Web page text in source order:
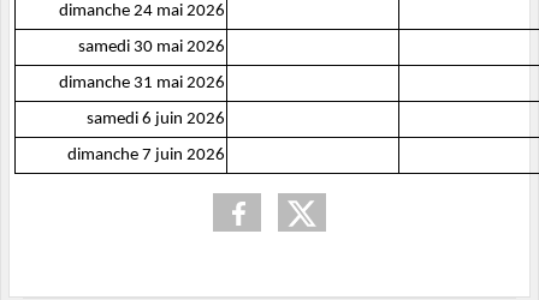
dimanche 24 mai 2026
samedi 30 mai 2026
dimanche 31 mai 2026
samedi 6 juin 2026
dimanche 7 juin 2026